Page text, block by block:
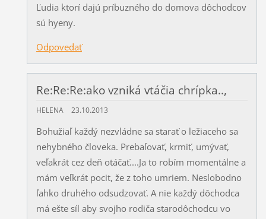
Ľudia ktorí dajú príbuzného do domova dôchodcov
sú hyeny.
Odpovedať
Re:Re:Re:ako vzniká vtáčia chrípka..,
HELENA 23.10.2013
Bohužiaľ každý nezvládne sa starať o ležiaceho sa
nehybného človeka. Prebaľovať, krmiť, umývať,
veľakrát cez deň otáčať....Ja to robím momentálne a
mám veľkrát pocit, že z toho umriem. Neslobodno
ľahko druhého odsudzovať. A nie každý dôchodca
má ešte síl aby svojho rodiča starodôchodcu vo